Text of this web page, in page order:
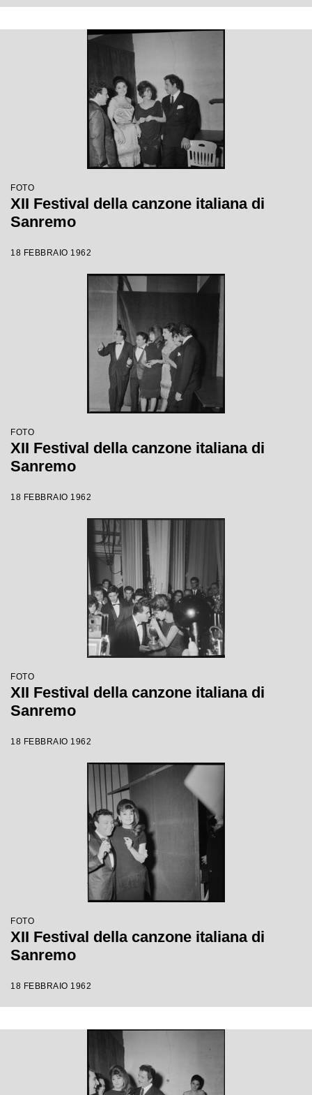
FOTO
XII Festival della canzone italiana di
Sanremo
18 FEBBRAIO 1962
FOTO
XII Festival della canzone italiana di
Sanremo
18 FEBBRAIO 1962
FOTO
XII Festival della canzone italiana di
Sanremo
18 FEBBRAIO 1962
FOTO
XII Festival della canzone italiana di
Sanremo
18 FEBBRAIO 1962